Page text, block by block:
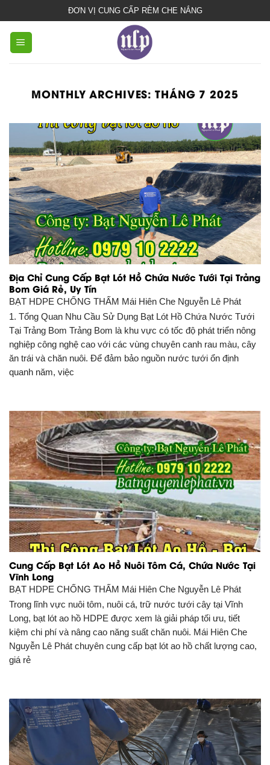
che
nắng
mưa
ĐƠN VỊ CUNG CẤP RÈM CHE NẮNG
MONTHLY ARCHIVES:THÁNG 7 2025
Địa Chỉ Cung Cấp Bạt Lót Hồ Chứa Nước Tưới Tại Trảng
Bom Giá Rẻ, Uy Tín
BẠT HDPE CHỐNG THẤM Mái Hiên Che Nguyễn Lê Phát
1. Tổng Quan Nhu Cầu Sử Dụng Bạt Lót Hồ Chứa Nước Tưới
Tại Trảng Bom Trảng Bom là khu vực có tốc độ phát triển nông
nghiệp công nghệ cao với các vùng chuyên canh rau màu, cây
ăn trái và chăn nuôi. Để đảm bảo nguồn nước tưới ổn định
quanh năm, việc
Cung Cấp Bạt Lót Ao Hồ Nuôi Tôm Cá, Chứa Nước Tại
Vĩnh Long
BẠT HDPE CHỐNG THẤM Mái Hiên Che Nguyễn Lê Phát
Trong lĩnh vực nuôi tôm, nuôi cá, trữ nước tưới cây tại Vĩnh
Long, bạt lót ao hồ HDPE được xem là giải pháp tối ưu, tiết
kiệm chi phí và nâng cao năng suất chăn nuôi. Mái Hiên Che
Nguyễn Lê Phát chuyên cung cấp bạt lót ao hồ chất lượng cao,
giá rẻ